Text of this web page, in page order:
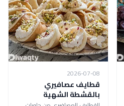
2026-07-08
قطايف عصافيري
بالقشطة الشهية